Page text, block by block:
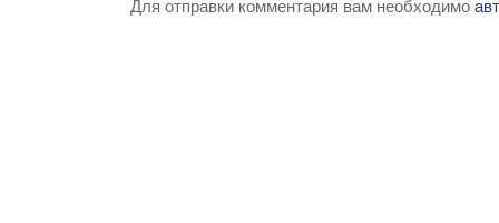
Для отправки комментария вам необходимо